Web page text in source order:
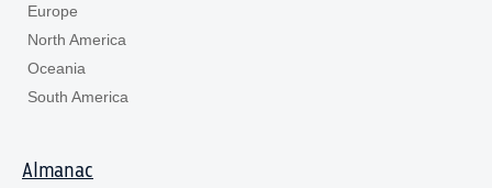
Europe
North America
Oceania
South America
Almanac